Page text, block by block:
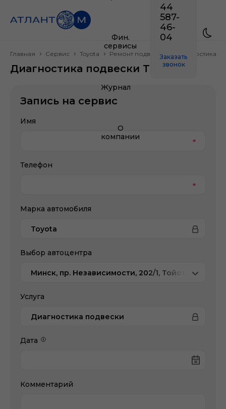
Фин.
сервисы
Журнал
О
компании
44
587-
46-
04
Заказать
звонок
Главная Сервис Toyota Ремонт подвески Диагностика
Диагностика подвески Toyota
Запись на сервис
Имя
Телефон
Марка автомобиля
Toyota
Выбор автоцентра
Минск, пр. Независимости, 202/1, Тойота Центр
Услуга
Диагностика подвески
Дата
Комментарий